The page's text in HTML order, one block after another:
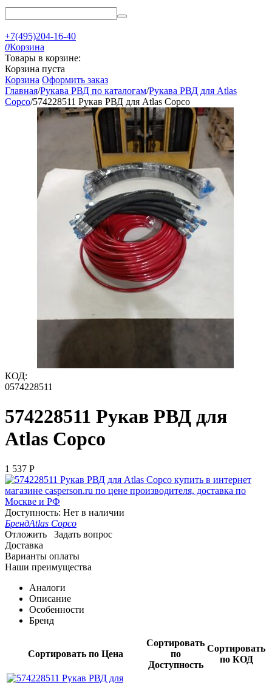
+7(495)204-16-40
0Корзина
Товары в корзине:
Корзина пуста
Корзина Оформить заказ
Главная/Рукава РВД по каталогам/Рукава РВД для Atlas
Copco/574228511 Рукав РВД для Atlas Copco
КОД:
0574228511
574228511 Рукав РВД для
Atlas Copco
1 537 Р
Доступность: Нет в наличии
БрендAtlas Copco
Отложить
Задать вопрос
Доставка
Варианты оплаты
Наши преимущества
Аналоги
Описание
Особенности
Бренд
Сортировать по Цена
Сортировать
по
Доступность
Сортировать
по КОД